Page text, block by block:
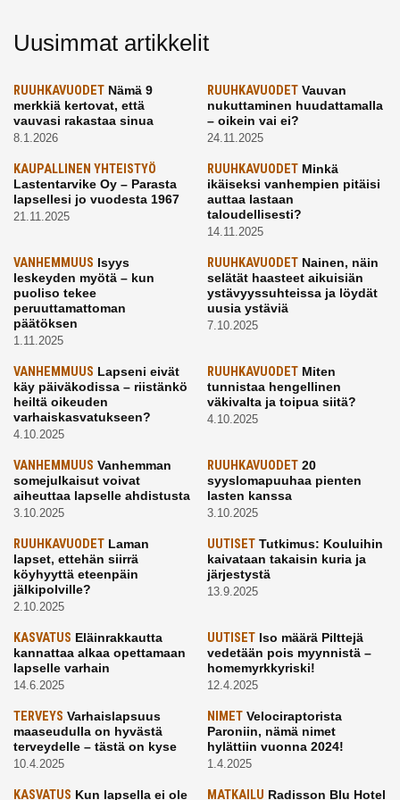
Uusimmat artikkelit
RUUHKAVUODET Nämä 9
merkkiä kertovat, että
vauvasi rakastaa sinua
8.1.2026
RUUHKAVUODETVauvan
nukuttaminen huudattamalla
– oikein vai ei?
24.11.2025
KAUPALLINEN YHTEISTYÖ
Lastentarvike Oy – Parasta
lapsellesi jo vuodesta 1967
21.11.2025
RUUHKAVUODETMinkä
ikäiseksi vanhempien pitäisi
auttaa lastaan
taloudellisesti?
14.11.2025
VANHEMMUUS Isyys
leskeyden myötä – kun
puoliso tekee
peruuttamattoman
päätöksen
1.11.2025
RUUHKAVUODETNainen, näin
selätät haasteet aikuisiän
ystävyyssuhteissa ja löydät
uusia ystäviä
7.10.2025
VANHEMMUUS Lapseni eivät
käy päiväkodissa – riistänkö
heiltä oikeuden
varhaiskasvatukseen?
4.10.2025
RUUHKAVUODETMiten
tunnistaa hengellinen
väkivalta ja toipua siitä?
4.10.2025
VANHEMMUUS Vanhemman
somejulkaisut voivat
aiheuttaa lapselle ahdistusta
3.10.2025
RUUHKAVUODET20
syyslomapuuhaa pienten
lasten kanssa
3.10.2025
RUUHKAVUODET Laman
lapset, ettehän siirrä
köyhyyttä eteenpäin
jälkipolville?
2.10.2025
UUTISETTutkimus: Kouluihin
kaivataan takaisin kuria ja
järjestystä
13.9.2025
KASVATUS Eläinrakkautta
kannattaa alkaa opettamaan
lapselle varhain
14.6.2025
UUTISETIso määrä Pilttejä
vedetään pois myynnistä –
homemyrkkyriski!
12.4.2025
TERVEYS Varhaislapsuus
maaseudulla on hyvästä
terveydelle – tästä on kyse
10.4.2025
NIMETVelociraptorista
Paroniin, nämä nimet
hylättiin vuonna 2024!
1.4.2025
KASVATUS Kun lapsella ei ole MATKAILU Radisson Blu Hotel